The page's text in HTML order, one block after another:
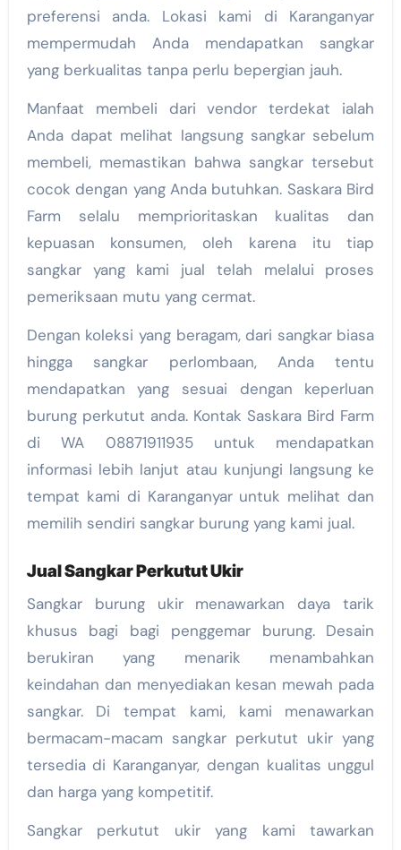
preferensi anda. Lokasi kami di Karanganyar
mempermudah Anda mendapatkan sangkar
yang berkualitas tanpa perlu bepergian jauh.
Manfaat membeli dari vendor terdekat ialah
Anda dapat melihat langsung sangkar sebelum
membeli, memastikan bahwa sangkar tersebut
cocok dengan yang Anda butuhkan. Saskara Bird
Farm selalu memprioritaskan kualitas dan
kepuasan konsumen, oleh karena itu tiap
sangkar yang kami jual telah melalui proses
pemeriksaan mutu yang cermat.
Dengan koleksi yang beragam, dari sangkar biasa
hingga sangkar perlombaan, Anda tentu
mendapatkan yang sesuai dengan keperluan
burung perkutut anda. Kontak Saskara Bird Farm
di WA 08871911935 untuk mendapatkan
informasi lebih lanjut atau kunjungi langsung ke
tempat kami di Karanganyar untuk melihat dan
memilih sendiri sangkar burung yang kami jual.
Jual Sangkar Perkutut Ukir
Sangkar burung ukir menawarkan daya tarik
khusus bagi bagi penggemar burung. Desain
berukiran yang menarik menambahkan
keindahan dan menyediakan kesan mewah pada
sangkar. Di tempat kami, kami menawarkan
bermacam-macam sangkar perkutut ukir yang
tersedia di Karanganyar, dengan kualitas unggul
dan harga yang kompetitif.
Sangkar perkutut ukir yang kami tawarkan